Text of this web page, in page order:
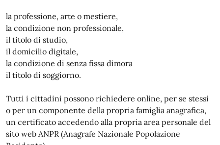
la professione, arte o mestiere,
la condizione non professionale,
il titolo di studio,
il domicilio digitale,
la condizione di senza fissa dimora
il titolo di soggiorno.
Tutti i cittadini possono richiedere online, per se stessi
o per un componente della propria famiglia anagrafica,
un certificato accedendo alla propria area personale del
sito web ANPR (Anagrafe Nazionale Popolazione